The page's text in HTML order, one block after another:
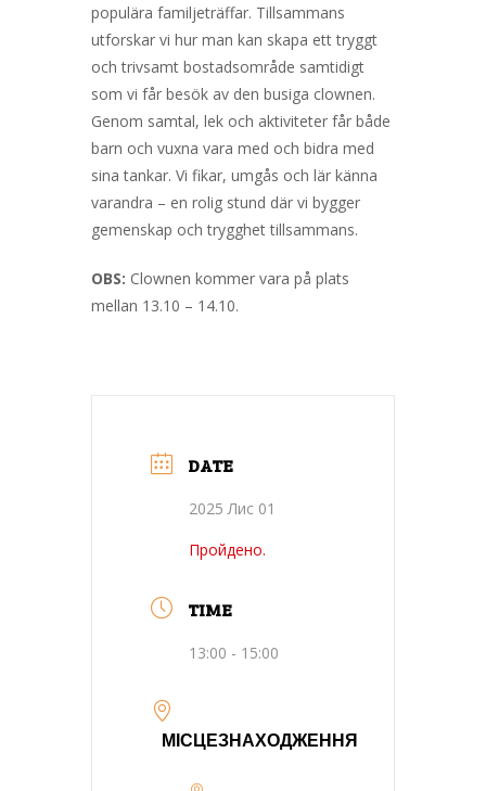
populära familjeträffar. Tillsammans
utforskar vi hur man kan skapa ett tryggt
och trivsamt bostadsområde samtidigt
som vi får besök av den busiga clownen.
Genom samtal, lek och aktiviteter får både
barn och vuxna vara med och bidra med
sina tankar. Vi fikar, umgås och lär känna
varandra – en rolig stund där vi bygger
gemenskap och trygghet tillsammans.
OBS: Clownen kommer vara på plats
mellan 13.10 – 14.10.
DATE
2025 Лис 01
Пройдено.
TIME
13:00 - 15:00
МІСЦЕЗНАХОДЖЕННЯ